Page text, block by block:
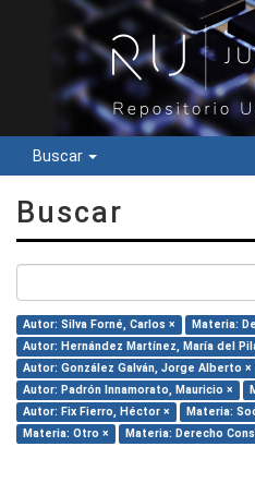
Buscar
Buscar
Autor: Silva Forné, Carlos ×
Materia:
Autor: Hernández Martínez, María del
Autor: González Galván, Jorge Alberto ×
Autor: Padrón Innamorato, Mauricio ×
Autor: Fix Fierro, Héctor ×
Materia:
Materia: Otro ×
Materia: Derecho